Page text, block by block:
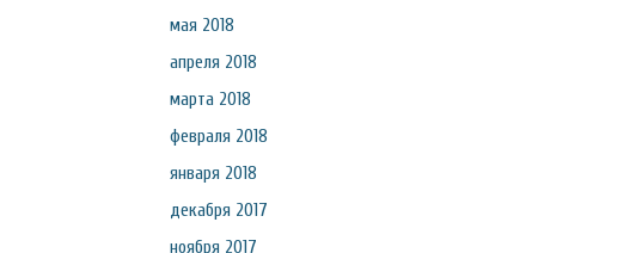
мая 2018
апреля 2018
марта 2018
февраля 2018
января 2018
декабря 2017
ноября 2017